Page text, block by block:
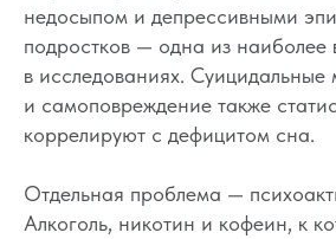
недосыпом и депрессивными
подростков — одна из наиболее
в исследованиях. Суицидальные
и самоповреждение также
коррелируют с дефицитом сна.
Отдельная проблема —
Алкоголь, никотин и кофеин, к